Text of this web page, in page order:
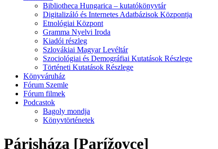
Bibliotheca Hungarica – kutatókönyvtár
Digitalizáló és Internetes Adatbázisok Központja
Etnológiai Központ
Gramma Nyelvi Iroda
Kiadói részleg
Szlovákiai Magyar Levéltár
Szociológiai és Demográfiai Kutatások Részlege
Történeti Kutatások Részlege
Könyváruház
Fórum Szemle
Fórum filmek
Podcastok
Bagoly mondja
Könyvtörténetek
Párisháza [Parížovce]